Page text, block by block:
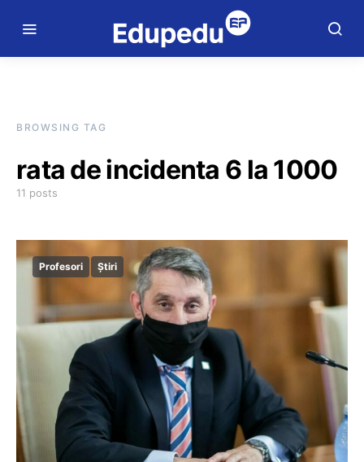
BROWSING TAG
rata de incidenta 6 la 1000
11 posts
Profesori Știri